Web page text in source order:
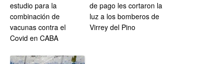
estudio para la
combinación de
vacunas contra el
Covid en CABA
de pago les cortaron la
luz a los bomberos de
Virrey del Pino